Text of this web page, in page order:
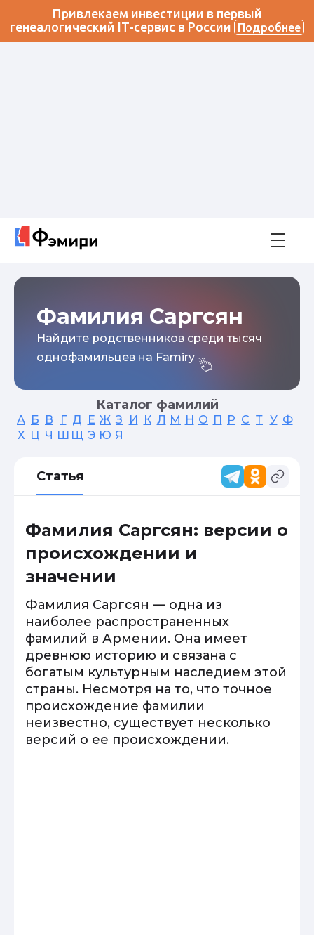
Привлекаем инвестиции в первый
генеалогический IT-сервис в России
Подробнее
Фамилия Саргсян
Найдите родственников среди тысяч
однофамильцев на Famiry
Каталог фамилий
А Б В Г Д Е Ж З И К Л М Н О П Р С Т У Ф
Х Ц Ч Ш Щ Э Ю Я
Статья
Фамилия Саргсян: версии о
происхождении и
значении
Фамилия Саргсян — одна из
наиболее распространенных
фамилий в Армении. Она имеет
древнюю историю и связана с
богатым культурным наследием этой
страны. Несмотря на то, что точное
происхождение фамилии
неизвестно, существует несколько
версий о ее происхождении.